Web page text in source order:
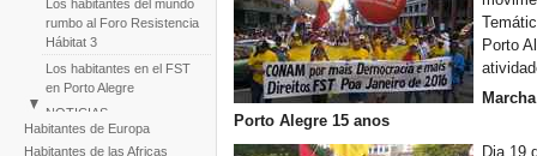
Los habitantes del mundo
rumbo al Foro Resistencia
Hábitat 3
Los habitantes en el FST
en Porto Alegre
NOTICIAS
Perú: Marcha de
Habitantes de Europa
Habitantes de las Africas
Porto
Porto Alegre 15 anos
Dia 19